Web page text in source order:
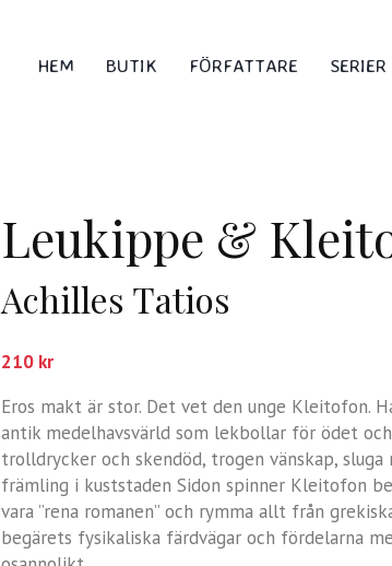
HEM BUTIK FÖRFATTARE SERIER
Leukippe &
Achilles Tatios
210 kr
Eros makt är stor. Det vet den unge Kleitofon.
antik medelhavsvärld som lekbollar för ödet
trolldrycker och skendöd, trogen vänskap,
främling i kuststaden Sidon spinner Kleitofon
vara ”rena romanen” och rymma allt från
begärets fysikaliska färdvägar och fördelarna